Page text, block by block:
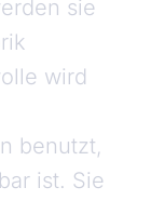
sie
wird
benutzt,
ist. Sie